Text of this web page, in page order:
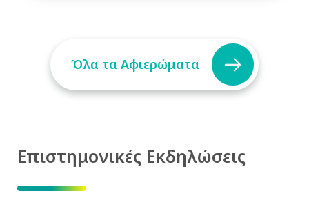
Όλα τα Αφιερώματα
Επιστημονικές Εκδηλώσεις